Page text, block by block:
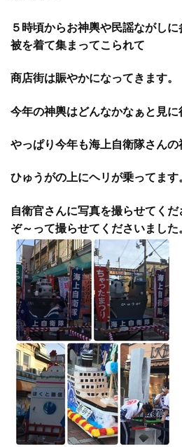
５時頃からお神輿や民謡ながし
被を着て集まってこられて
商店街は賑やかになってきます。
今年の神輿はどんなかなぁと見に
やっぱり今年も海上自衛隊さんの
ひゅうがの上にヘリが乗ってます
自衛官さんに写真を撮らせてく
ぞ～って撮らせてくださいました